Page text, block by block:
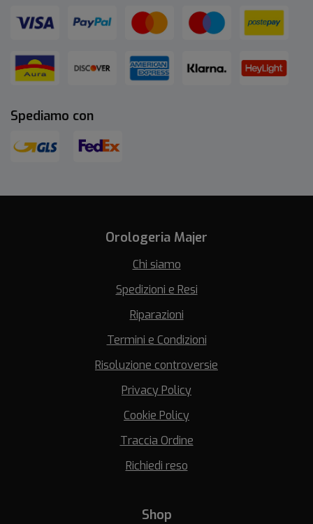
Spediamo con
Orologeria Majer
Chi siamo
Spedizioni e Resi
Riparazioni
Termini e Condizioni
Risoluzione controversie
Privacy Policy
Cookie Policy
Traccia Ordine
Richiedi reso
Shop